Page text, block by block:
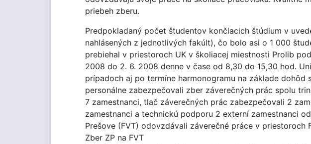
priebeh zberu.
Predpokladaný počet študentov končiacich štúdium v
nahlásených z jednotlivých fakúlt), čo bolo asi o 1 000
prebiehal v priestoroch UK v školiacej miestnosti Prolib
2008 do 2. 6. 2008 denne v čase od 8,30 do 15,30 hod.
prípadoch aj po termíne harmonogramu na základe
personálne zabezpečovali zber záverečných prác spolu
7 zamestnanci, tlač záverečných prác zabezpečovali 2
zamestnanci a technickú podporu 2 externí zamestnanci
Prešove (FVT) odovzdávali záverečné práce v
Zber ZP na FVT